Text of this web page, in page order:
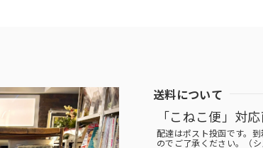
送料について
「こねこ便」対
配達はポスト投函です。
のでご了承ください。（